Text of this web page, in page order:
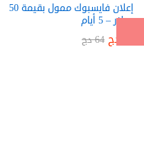
إعلان فايسبوك ممول بقيمة 50
دولار – 5 أيام
دج 64 دج